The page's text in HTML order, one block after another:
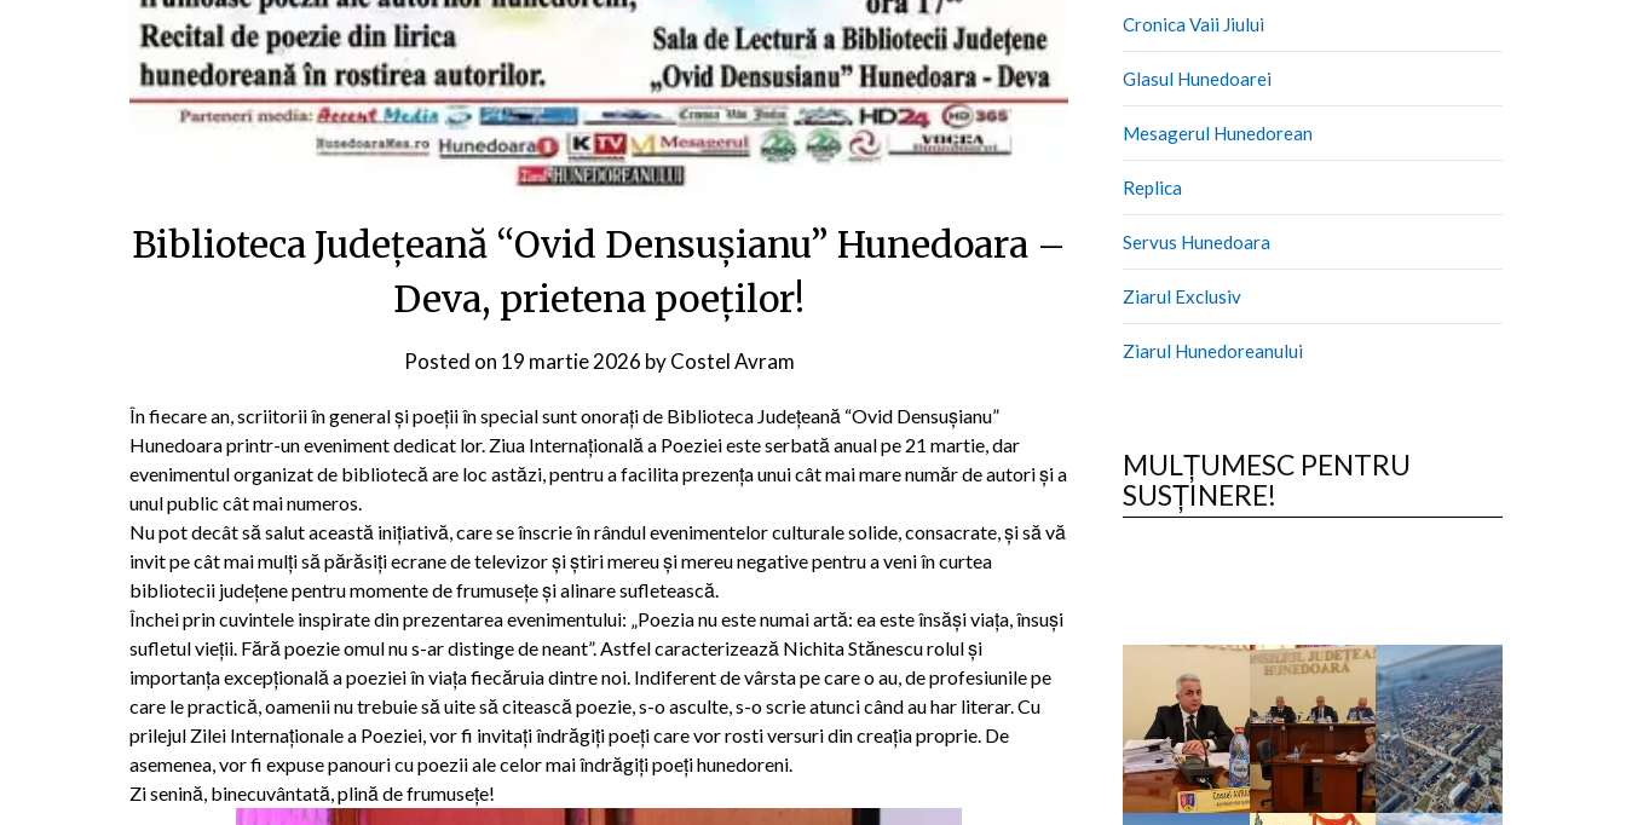
Biblioteca Județeană “Ovid Densușianu” Hunedoara –
Deva, prietena poeților!
Posted on 19 martie 2026 byCostel Avram
În fiecare an, scriitorii în general și poeții în special sunt onorați de Biblioteca Județeană “Ovid Densușianu”
Hunedoara printr-un eveniment dedicat lor. Ziua Internațională a Poeziei este serbată anual pe 21 martie, dar
evenimentul organizat de bibliotecă are loc astăzi, pentru a facilita prezența unui cât mai mare număr de autori și a
unul public cât mai numeros.
Nu pot decât să salut această inițiativă, care se înscrie în rândul evenimentelor culturale solide, consacrate, și să vă
invit pe cât mai mulți să părăsiți ecrane de televizor și știri mereu și mereu negative pentru a veni în curtea
bibliotecii județene pentru momente de frumusețe și alinare sufletească.
Închei prin cuvintele inspirate din prezentarea evenimentului: „Poezia nu este numai artă: ea este însăşi viaţa, însuşi
sufletul vieţii. Fără poezie omul nu s-ar distinge de neant”. Astfel caracterizează Nichita Stănescu rolul și
importanța excepțională a poeziei în viața fiecăruia dintre noi. Indiferent de vârsta pe care o au, de profesiunile pe
care le practică, oamenii nu trebuie să uite să citească poezie, s-o asculte, s-o scrie atunci când au har literar. Cu
prilejul Zilei Internaționale a Poeziei, vor fi invitați îndrăgiți poeți care vor rosti versuri din creația proprie. De
asemenea, vor fi expuse panouri cu poezii ale celor mai îndrăgiți poeți hunedoreni.
Zi senină, binecuvântată, plină de frumusețe!
Cronica Vaii Jiului
Glasul Hunedoarei
Mesagerul Hunedorean
Replica
Servus Hunedoara
Ziarul Exclusiv
Ziarul Hunedoreanului
MULȚUMESC PENTRU
SUSȚINERE!